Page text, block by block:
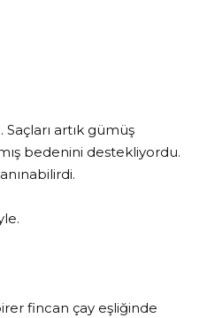
Saçları artık gümüş
bedenini destekliyordu.
fincan çay eşliğinde